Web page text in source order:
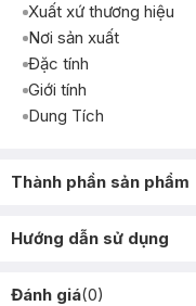
Xuất xứ thương hiệu
Nơi sản xuất
Đặc tính
Giới tính
Dung Tích
Thành phần sản phẩm
Hướng dẫn sử dụng
Đánh giá(0)